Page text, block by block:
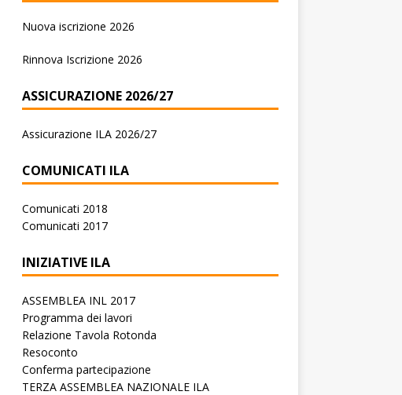
Nuova iscrizione 2026
Rinnova Iscrizione 2026
ASSICURAZIONE 2026/27
Assicurazione ILA 2026/27
COMUNICATI ILA
Comunicati 2018
Comunicati 2017
INIZIATIVE ILA
ASSEMBLEA INL 2017
Programma dei lavori
Relazione Tavola Rotonda
Resoconto
Conferma partecipazione
TERZA ASSEMBLEA NAZIONALE ILA